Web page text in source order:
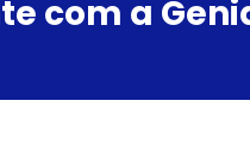
com a